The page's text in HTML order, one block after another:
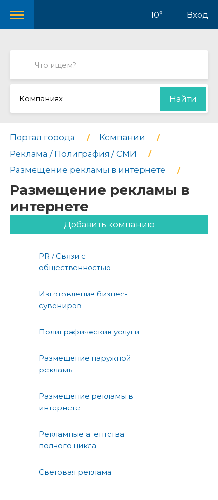
10° Вход
Компаниях Найти
Портал города
Компании
Реклама / Полиграфия / СМИ
Размещение рекламы в интернете
Размещение рекламы в
интернете
Добавить компанию
PR / Связи с
общественностью
Изготовление бизнес-
сувениров
Полиграфические услуги
Размещение наружной
рекламы
Размещение рекламы в
интернете
Рекламные агентства
полного цикла
Световая реклама